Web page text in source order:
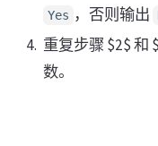
Yes ，否则输出
重复步骤 $2$ 和
数。